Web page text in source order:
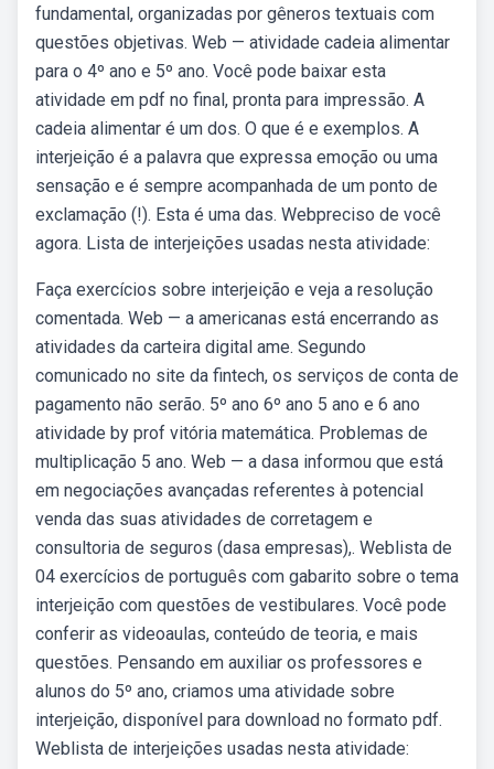
fundamental, organizadas por gêneros textuais com
questões objetivas. Web — atividade cadeia alimentar
para o 4º ano e 5º ano. Você pode baixar esta
atividade em pdf no final, pronta para impressão. A
cadeia alimentar é um dos. O que é e exemplos. A
interjeição é a palavra que expressa emoção ou uma
sensação e é sempre acompanhada de um ponto de
exclamação (!). Esta é uma das. Webpreciso de você
agora. Lista de interjeições usadas nesta atividade:
Faça exercícios sobre interjeição e veja a resolução
comentada. Web — a americanas está encerrando as
atividades da carteira digital ame. Segundo
comunicado no site da fintech, os serviços de conta de
pagamento não serão. 5º ano 6º ano 5 ano e 6 ano
atividade by prof vitória matemática. Problemas de
multiplicação 5 ano. Web — a dasa informou que está
em negociações avançadas referentes à potencial
venda das suas atividades de corretagem e
consultoria de seguros (dasa empresas),. Weblista de
04 exercícios de português com gabarito sobre o tema
interjeição com questões de vestibulares. Você pode
conferir as videoaulas, conteúdo de teoria, e mais
questões. Pensando em auxiliar os professores e
alunos do 5º ano, criamos uma atividade sobre
interjeição, disponível para download no formato pdf.
Weblista de interjeições usadas nesta atividade: